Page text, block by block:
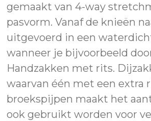
gemaakt van 4-way
pasvorm. Vanaf de knieën
uitgevoerd in een
wanneer je bijvoorbeeld
Handzakken met rits.
waarvan één met een extra
broekspijpen maakt het
ook gebruikt worden voor